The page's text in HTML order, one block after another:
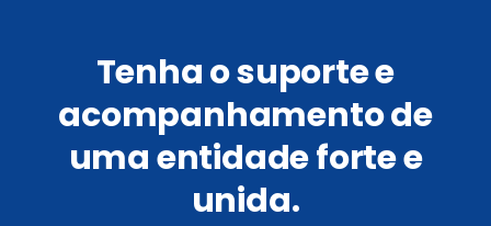
Tenha o suporte e
acompanhamento de
uma entidade forte e
unida.